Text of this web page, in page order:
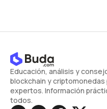
Educación, análisis y
blockchain y criptomonedas
expertos. Información
todos.